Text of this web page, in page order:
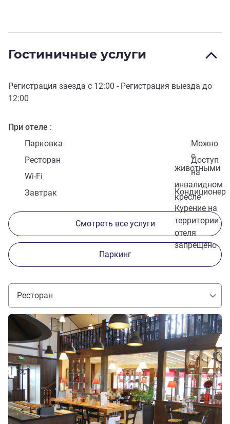
Гостиничные услуги
Регистрация заезда с 12:00 - Регистрация выезда до
12:00
При отеле
Парковка
Можно
с
животными
Ресторан
Доступ
на
инвалидном
кресле
Wi-Fi
Кондиционер
Завтрак
Курение на
территории
отеля
запрещено
Смотреть все услуги
Паркинг
Ресторан
Подробная информация